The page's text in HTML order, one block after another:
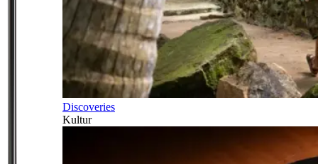
Discoveries
Kultur